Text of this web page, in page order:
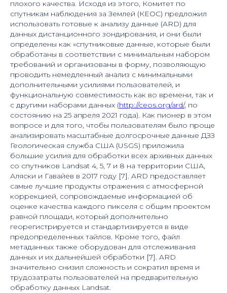
плохого качества. Исходя из этого, Комитет по
спутникам наблюдения за Землей (КЕОС) предложил
использовать готовые к анализу данные (ARD) для
данных дистанционного зондирования, и они были
определены как «спутниковые данные, которые были
обработаны в соответствии с минимальным набором
требований и организованы в форму, позволяющую
проводить немедленный анализ с минимальными
дополнительными усилиями пользователей, и
функциональную совместимость как во времени, так и
с другими наборами данных (http://ceos.org/ard/, по
состоянию на 25 апреля 2021 года). Как пионер в этом
вопросе и для того, чтобы пользователям было проще
анализировать масштабные долгосрочные данные ДЗЗ
Геологическая служба США (USGS) приложила
большие усилия для обработки всех архивных данных
со спутников Landsat 4, 5, 7 и 8 на территории США,
Аляски и Гавайев в 2017 году [7]. ARD предоставляет
самые лучшие продукты отражения с атмосферной
коррекцией, сопровождаемые информацией об
оценке качества каждого пикселя с общим проектом
равной площади, который дополнительно
георегистрируется и стандартизируется в виде
предопределенных тайлов. Кроме того, файл
метаданных также оборудован для отслеживания
данных и их дальнейшей обработки [7]. ARD
значительно снизил сложность и сократил время и
трудозатраты пользователей на предварительную
обработку данных Landsat.